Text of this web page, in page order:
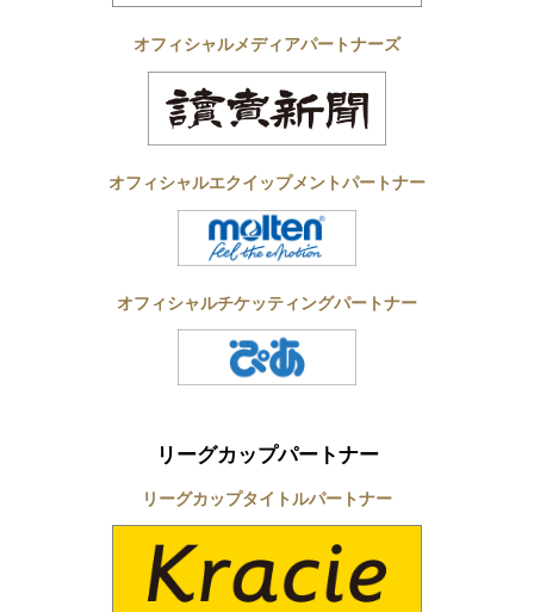
オフィシャルメディアパートナーズ
オフィシャルエクイップメントパートナー
オフィシャルチケッティングパートナー
リーグカップパートナー
リーグカップタイトルパートナー